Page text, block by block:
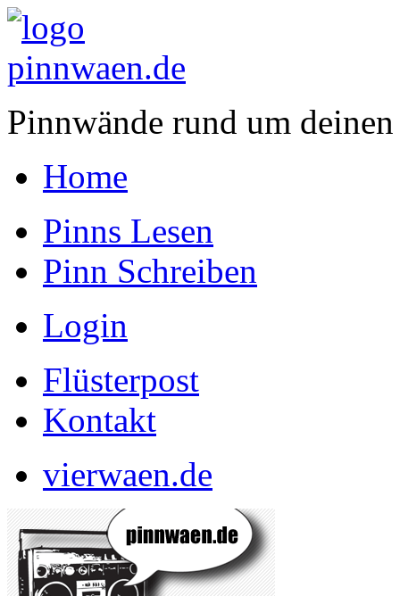
Pinnwände rund um
Home
Pinns Lesen
Pinn Schreiben
Login
Flüsterpost
Kontakt
vierwaen.de